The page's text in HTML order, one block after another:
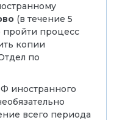
(в течение 5
пройти процесс
копии
по
иностранного
всего периода